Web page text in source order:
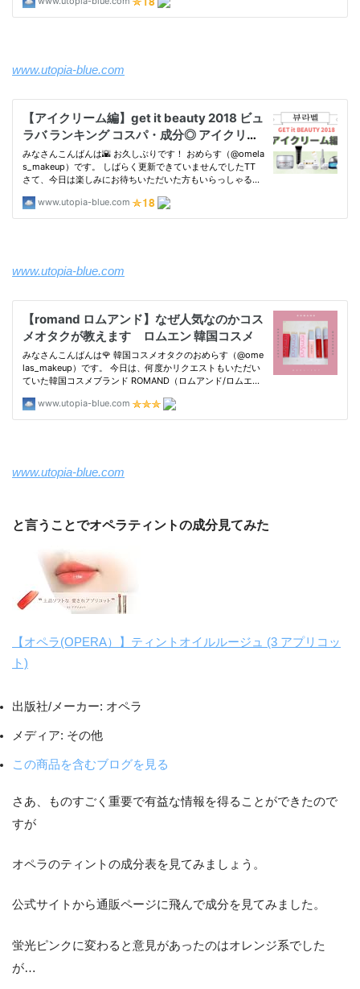
www.utopia-blue.com
www.utopia-blue.com
www.utopia-blue.com
と言うことでオペラティントの成分見てみた
【オペラ(OPERA）】ティントオイルルージュ (3 アプリコッ
ト)
出版社/メーカー: オペラ
メディア: その他
この商品を含むブログを見る
さあ、ものすごく重要で有益な情報を得ることができたので
すが
オペラのティントの成分表を見てみましょう。
公式サイトから通販ページに飛んで成分を見てみました。
蛍光ピンクに変わると意見があったのはオレンジ系でした
が…